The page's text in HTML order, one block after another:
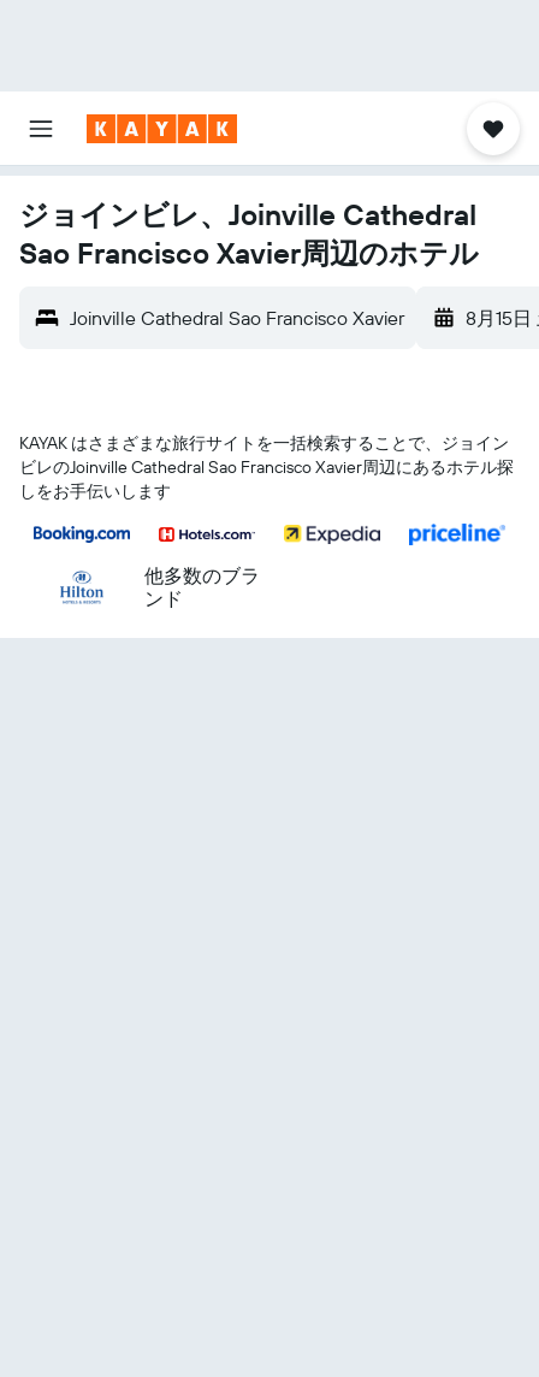
ジョインビレ、Joinville Cathedral
Sao Francisco Xavier周辺のホテル
Joinville Cathedral Sao Francisco Xavier 8月15日
KAYAK はさまざまな旅行サイトを一括検索することで、ジョイン
ビレ​のJoinville Cathedral Sao Francisco Xavier​周辺にあるホテル探
しをお手伝いします
他多数のブラ
ンド